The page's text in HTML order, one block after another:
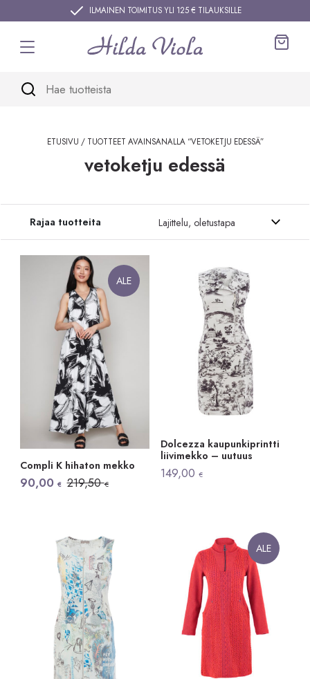
ILMAINEN TOIMITUS YLI 125 € TILAUKSILLE
ETUSIVU / TUOTTEET AVAINSANALLA “VETOKETJU EDESSÄ”
vetoketju edessä
Siirry tuotteisiin
Rajaa tuotteita
ALE
Compli K hihaton mekko
219,50€
Alkuperäinen
hinta
90,00€
Nykyinen
hinta
Dolcezza kaupunkiprintti
liivimekko – uutuus
149,00 €
ALE